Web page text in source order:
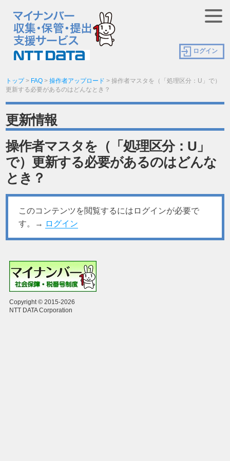
ログイン
トップ> FAQ >操作者アップロード >操作者マスタを（「処理区分：U」で）
更新する必要があるのはどんなとき？
更新情報
操作者マスタを（「処理区分：U」
で）更新する必要があるのはどんな
とき？
このコンテンツを閲覧するにはログインが必要で
す。→ ログイン
Copyright © 2015-2026
NTT DATA Corporation